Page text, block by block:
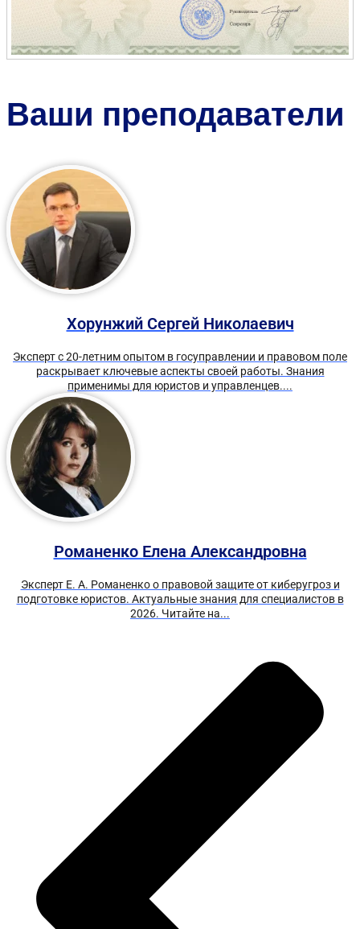
Ваши преподаватели
Хорунжий Сергей Николаевич
Эксперт с 20-летним опытом в госуправлении и правовом поле
раскрывает ключевые аспекты своей работы. Знания
применимы для юристов и управленцев....
Романенко Елена Александровна
Эксперт Е. А. Романенко о правовой защите от киберугроз и
подготовке юристов. Актуальные знания для специалистов в
2026. Читайте на...